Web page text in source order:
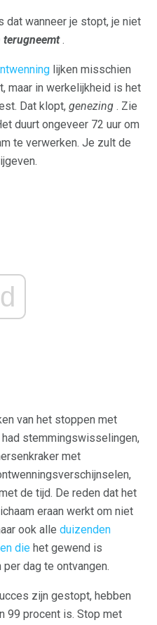
dat wanneer je stopt, je niet
terugneemt.
lijken misschien
maar in werkelijkheid is het
Dat klopt, genezing . Zie
duurt ongeveer 72 uur om
te verwerken. Je zult de
van het stoppen met
stemmingswisselingen,
met
de tijd. De reden dat het
eraan werkt om niet
ook alle duizenden
die het gewend is
dag te ontvangen.
zijn gestopt, hebben
99 procent is. Stop met